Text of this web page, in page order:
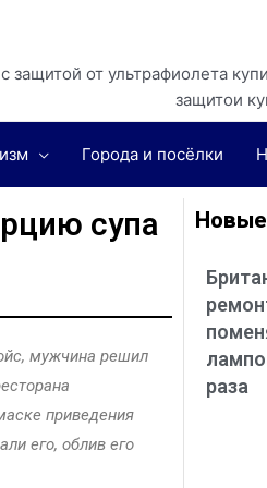
защитой от ультрафиолета
защитои
Города и посёлки
супа
мужчина решил
приведения
его, облив его
Новые
раза